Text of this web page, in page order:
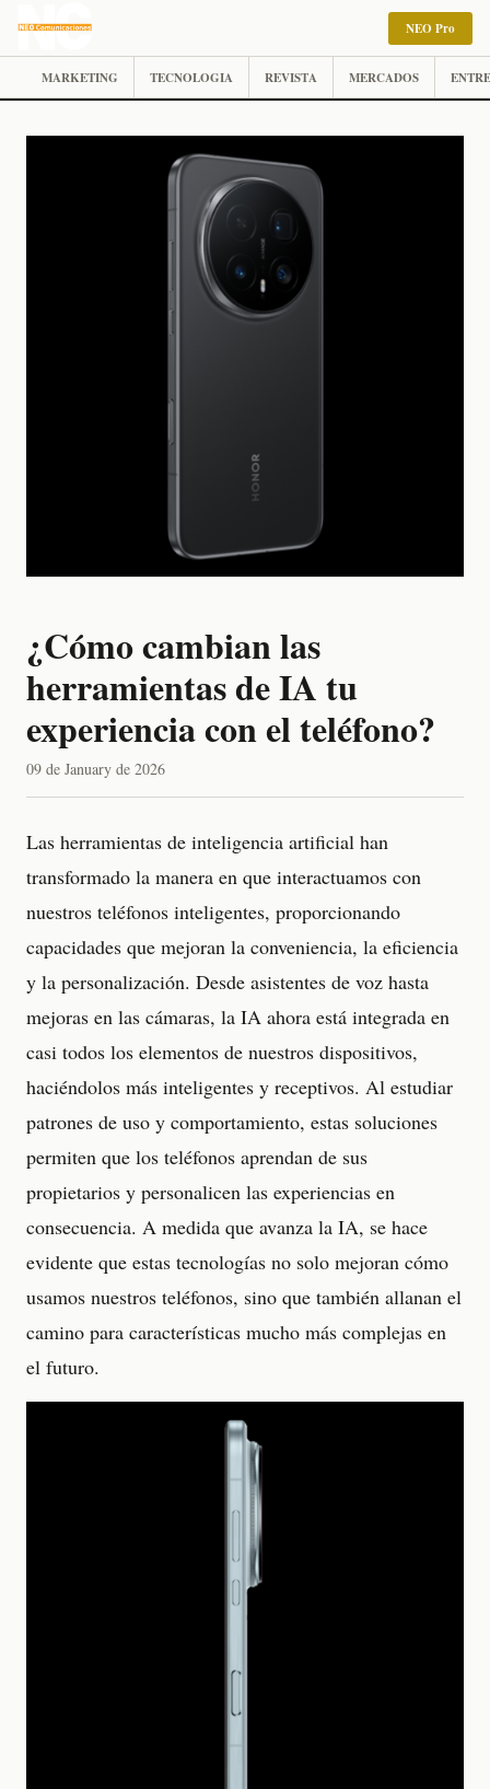
NEO Pro
MARKETING TECNOLOGIA REVISTA MERCADOS
¿Cómo cambian las
herramientas de IA tu
experiencia con el teléfono?
09 de January de 2026
Las herramientas de inteligencia artificial han
transformado la manera en que interactuamos con
nuestros teléfonos inteligentes, proporcionando
capacidades que mejoran la conveniencia, la eficiencia
y la personalización. Desde asistentes de voz hasta
mejoras en las cámaras, la IA ahora está integrada en
casi todos los elementos de nuestros dispositivos,
haciéndolos más inteligentes y receptivos. Al estudiar
patrones de uso y comportamiento, estas soluciones
permiten que los teléfonos aprendan de sus
propietarios y personalicen las experiencias en
consecuencia. A medida que avanza la IA, se hace
evidente que estas tecnologías no solo mejoran cómo
usamos nuestros teléfonos, sino que también allanan el
camino para características mucho más complejas en
el futuro.